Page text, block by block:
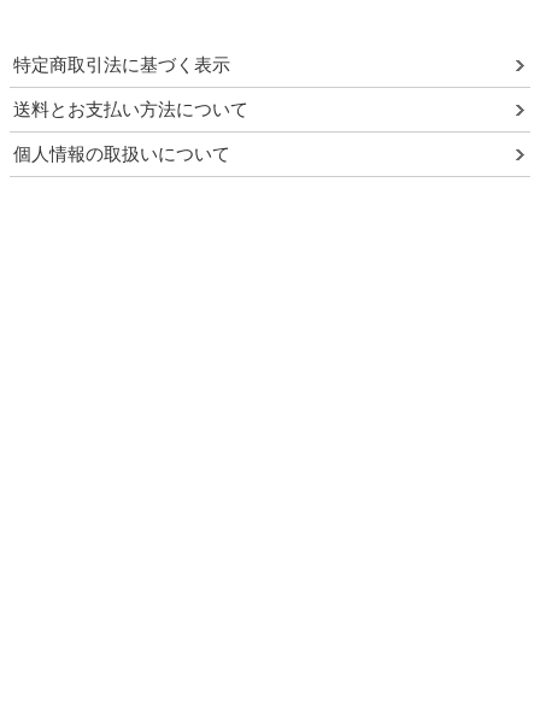
特定商取引法に基づく表示
送料とお支払い方法について
個人情報の取扱いについて